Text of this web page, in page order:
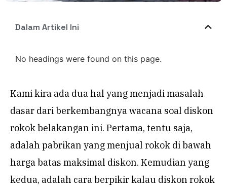
Dalam Artikel Ini
No headings were found on this page.
Kami kira ada dua hal yang menjadi masalah
dasar dari berkembangnya wacana soal diskon
rokok belakangan ini. Pertama, tentu saja,
adalah pabrikan yang menjual rokok di bawah
harga batas maksimal diskon. Kemudian yang
kedua, adalah cara berpikir kalau diskon rokok